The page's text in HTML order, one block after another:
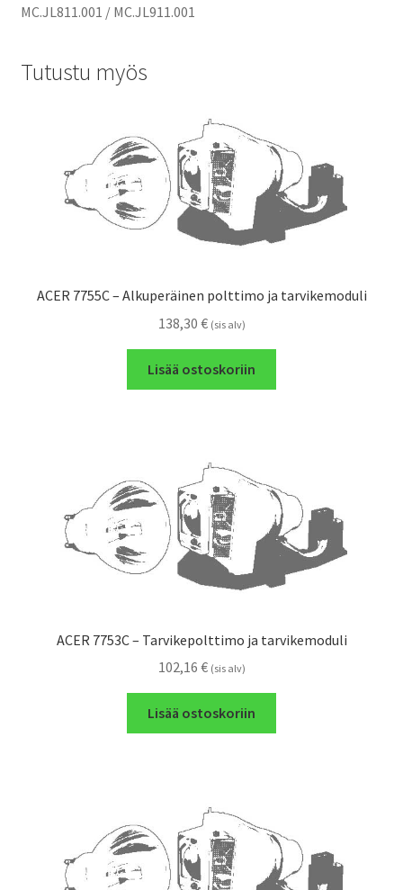
MC.JL811.001 / MC.JL911.001
Tutustu myös
ACER 7755C – Alkuperäinen polttimo ja tarvikemoduli
138,30 € (sis alv)
Lisää ostoskoriin
ACER 7753C – Tarvikepolttimo ja tarvikemoduli
102,16 € (sis alv)
Lisää ostoskoriin